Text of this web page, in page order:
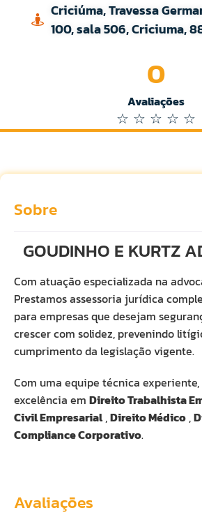
Criciúma, Travessa
100, sala 506, Criciuma,
Avaliações
0
☆ ☆ ☆ ☆ ☆
Sobre
GOUDINHO E KURTZ
Com atuação especializada na
Prestamos assessoria jurídica
para empresas que desejam
crescer com solidez, prevenindo
cumprimento da legislação vigente.
Com uma equipe técnica
excelência em Direito Trabalhista
Civil Empresarial ,Direito Médico ,
Compliance Corporativo.
Avaliações